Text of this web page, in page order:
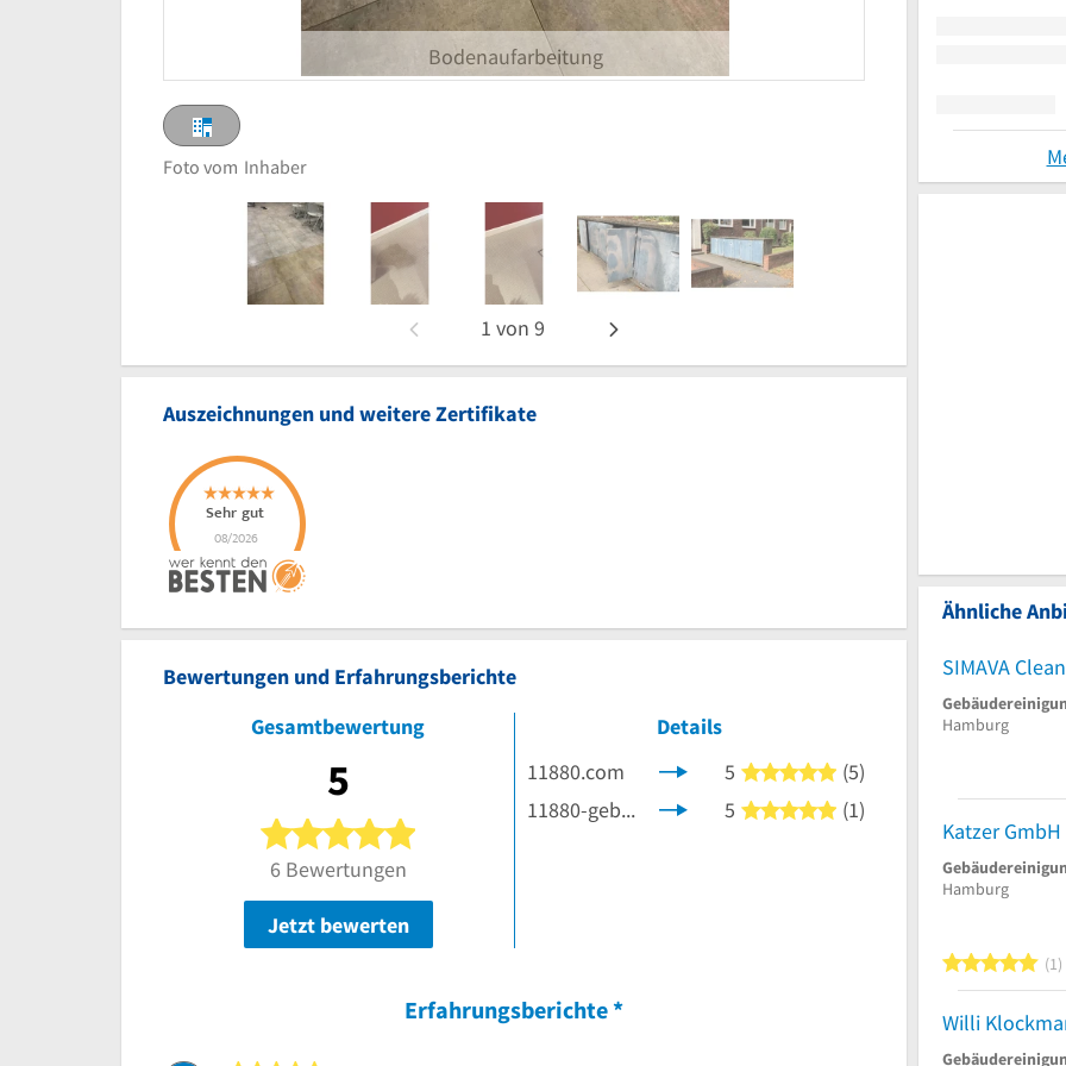
Bodenaufarbeitung
Foto vom Inhaber
1 von 9
Auszeichnungen und weitere Zertifikate
Bewertungen und Erfahrungsberichte
Gesamtbewertung
5
5 von 5 Sternen
6 Bewertungen
Jetzt bewerten
Details
11880.com
5 5 von 5 Sternen
(5)
11880-gebaeudereinigung.com
5 5 von 5 Sternen
(1)
Erfahrungsberichte *
Ähnliche
SIMAVA
Hamburg
Hamburg
5
1